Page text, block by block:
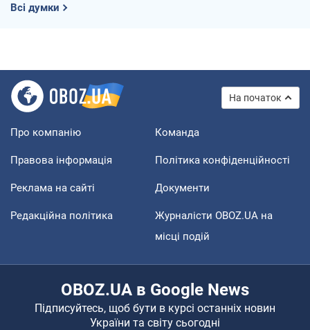
Всі думки
На початок
Про компанію Команда
Правова інформація Політика конфіденційності
Реклама на сайті Документи
Редакційна політика
Журналісти OBOZ.UA на
місці подій
OBOZ.UA в Google News
Підписуйтесь, щоб бути в курсі останніх новин
України та світу сьогодні